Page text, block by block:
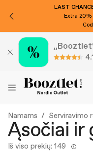
LAST
Extra 20%
Namams Serviravimo
Ąsočiai ir
Iš viso prekių: 149